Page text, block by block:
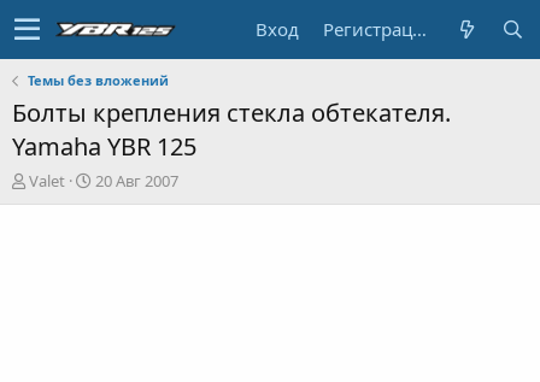
Вход Регистрация
Темы без вложений
Болты крепления стекла обтекателя.
Yamaha YBR 125
А
в
Valet
Д
а
20 Авг 2007